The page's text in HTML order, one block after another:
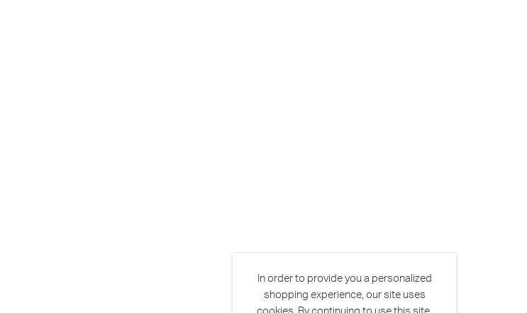
In order to provide you a personalized
shopping experience, our site uses